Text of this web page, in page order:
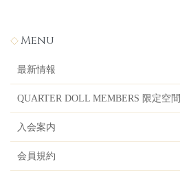
Menu
最新情報
QUARTER DOLL MEMBERS 限定空間
入会案内
会員規約